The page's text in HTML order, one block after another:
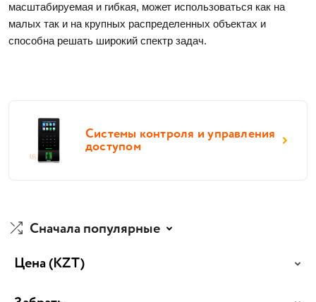
масштабируемая и гибкая, может использоваться как на
малых так и на крупных распределенных объектах и
способна решать широкий спектр задач.
Системы контроля и управления
доступом
Сначала популярные
Цена(KZT)